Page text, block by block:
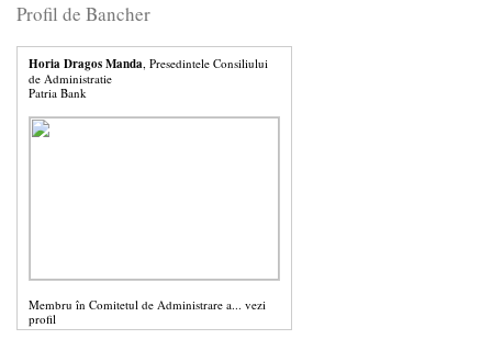
Profil de Bancher
Horia Dragos Manda, Presedintele Consiliului
de Administratie
Patria Bank
Membru în Comitetul de Administrare a... vezi
profil